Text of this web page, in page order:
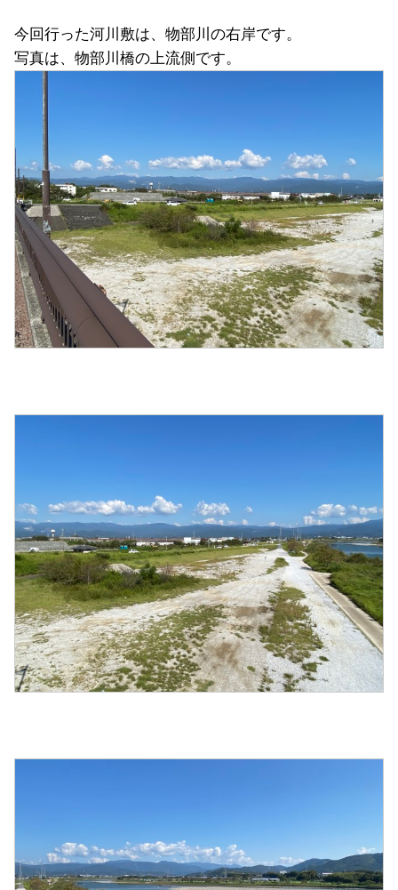
今回行った河川敷は、物部川の右岸です。
写真は、物部川橋の上流側です。